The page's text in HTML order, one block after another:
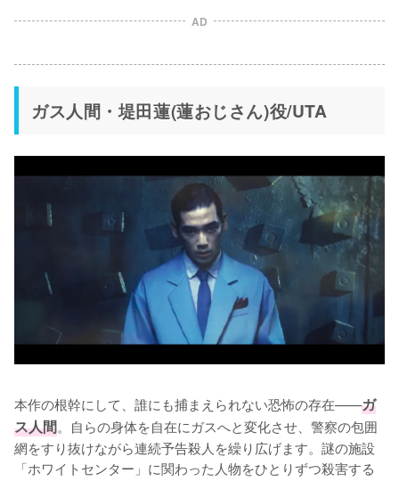
AD
ガス人間・堤田蓮(蓮おじさん)役/UTA
本作の根幹にして、誰にも捕まえられない恐怖の存在——ガ
ス人間。自らの身体を自在にガスへと変化させ、警察の包囲
網をすり抜けながら連続予告殺人を繰り広げます。謎の施設
「ホワイトセンター」に関わった人物をひとりずつ殺害する